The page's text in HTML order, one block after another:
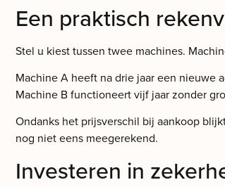
Een praktisch
Stel u kiest tussen twee machines.
Machine A heeft na drie jaar een nieuwe
Machine B functioneert vijf jaar zonder
Ondanks het prijsverschil bij aankoop
nog niet eens meegerekend.
Investeren in